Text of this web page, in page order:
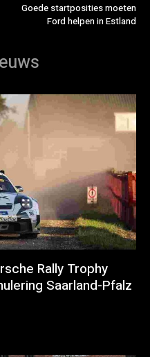
Goede startposities moeten
Ford helpen in Estland
Rally Trophy
Saarland-Pfalz